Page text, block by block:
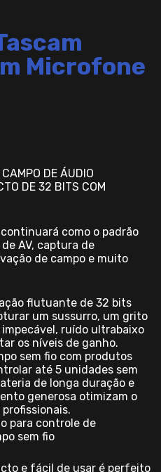
Microfone
DE ÁUDIO
DE 32 BITS COM
como o padrão
AV, captura de
de campo e muito
flutuante de 32 bits
um sussurro, um grito
ruído ultrabaixo
os níveis de ganho.
sem fio com produtos
até 5 unidades sem
de longa duração e
generosa otimizam o
profissionais.
para controle de
sem fio
e fácil de usar é perfeito